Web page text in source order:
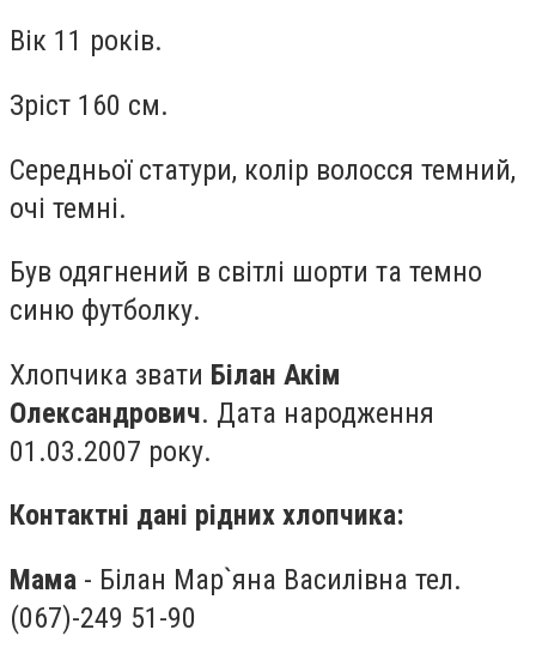
Вік 11 років.
Зріст 160 см.
Середньої статури, колір волосся темний,
очі темні.
Був одягнений в світлі шорти та темно
синю футболку.
Хлопчика звати Білан Акім
Олександрович. Дата народження
01.03.2007 року.
Контактні дані рідних хлопчика:
Мама - Білан Мар`яна Василівна тел.
(067)-249 51-90